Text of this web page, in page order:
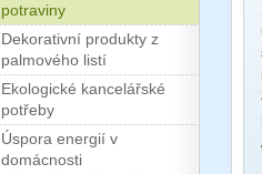
potraviny
Dekorativní produkty z
palmového listí
Ekologické kancelářské
potřeby
Úspora energií v
domácnosti